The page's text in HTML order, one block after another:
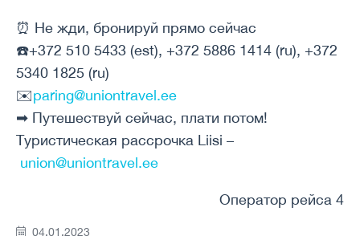
⏰ Не жди, бронируй прямо сейчас
☎️+372 510 5433 (est), +372 5886 1414 (ru), +372
5340 1825 (ru)
✉️paring@uniontravel.ee
➡ Путешествуй сейчас, плати потом!
Туристическая рассрочка Liisi –
union@uniontravel.ee
Оператор рейса 4
04.01.2023